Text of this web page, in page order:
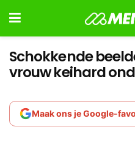
Schokkende
vrouw keihard
Maak ons je Google-